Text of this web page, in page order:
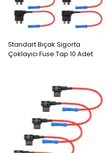
Standart Bıçak Sigorta
Çoklayıcı Fuse Tap 10 Adet